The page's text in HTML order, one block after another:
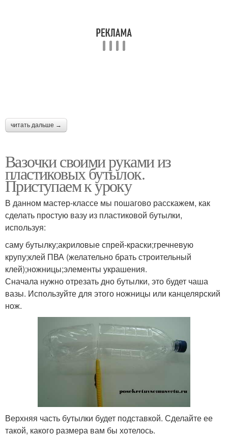
читать дальше →
Вазочки своими руками из
пластиковых бутылок.
Приступаем к уроку
В данном мастер-классе мы пошагово расскажем, как
сделать простую вазу из пластиковой бутылки,
используя:
саму бутылку;акриловые спрей-краски;гречневую
крупу;клей ПВА (желательно брать строительный
клей);ножницы;элементы украшения.
Сначала нужно отрезать дно бутылки, это будет чаша
вазы. Используйте для этого ножницы или канцелярский
нож.
Верхняя часть бутылки будет подставкой. Сделайте ее
такой, какого размера вам бы хотелось.